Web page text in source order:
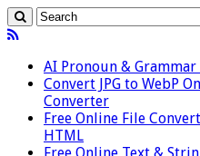
AI Pronoun & Grammar
Convert JPG to WebP
Converter
Free Online File
HTML